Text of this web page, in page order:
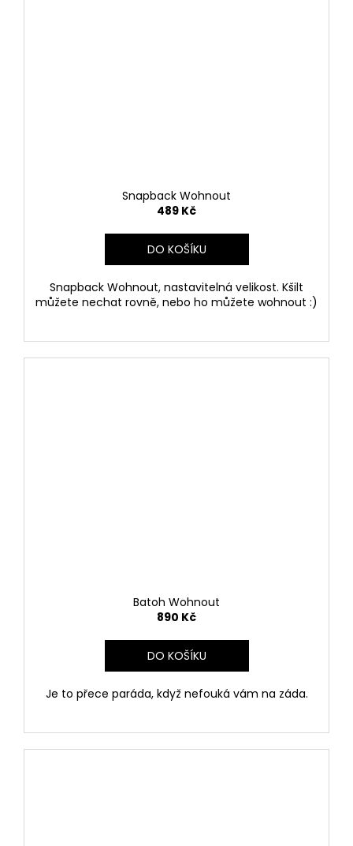
Snapback Wohnout
489 Kč
DO KOŠÍKU
Snapback Wohnout, nastavitelná velikost. Kšilt
můžete nechat rovně, nebo ho můžete wohnout :)
Batoh Wohnout
890 Kč
DO KOŠÍKU
Je to přece paráda, když nefouká vám na záda.